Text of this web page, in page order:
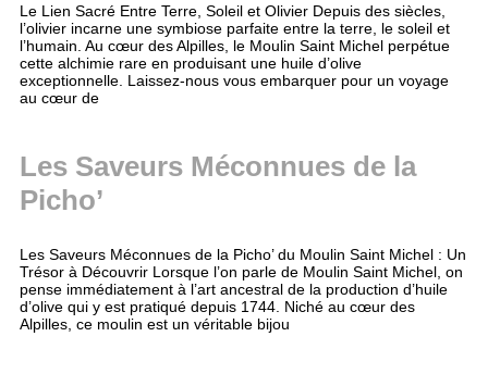
Le Lien Sacré Entre Terre, Soleil et Olivier Depuis des siècles,
l’olivier incarne une symbiose parfaite entre la terre, le soleil et
l’humain. Au cœur des Alpilles, le Moulin Saint Michel perpétue
cette alchimie rare en produisant une huile d’olive
exceptionnelle. Laissez-nous vous embarquer pour un voyage
au cœur de
Les Saveurs Méconnues de la
Picho’
Les Saveurs Méconnues de la Picho’ du Moulin Saint Michel : Un
Trésor à Découvrir Lorsque l’on parle de Moulin Saint Michel, on
pense immédiatement à l’art ancestral de la production d’huile
d’olive qui y est pratiqué depuis 1744. Niché au cœur des
Alpilles, ce moulin est un véritable bijou